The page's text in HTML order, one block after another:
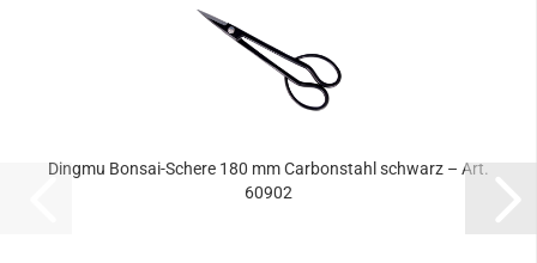
Dingmu Bonsai-Schere 180 mm Carbonstahl schwarz – Art.
60902